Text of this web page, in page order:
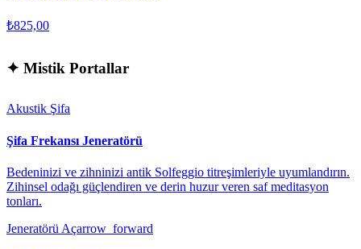
₺825,00
✦ Mistik Portallar
Akustik Şifa
Şifa Frekansı Jeneratörü
Bedeninizi ve zihninizi antik Solfeggio titreşimleriyle uyumlandırın.
Zihinsel odağı güçlendiren ve derin huzur veren saf meditasyon
tonları.
Jeneratörü Açarrow_forward